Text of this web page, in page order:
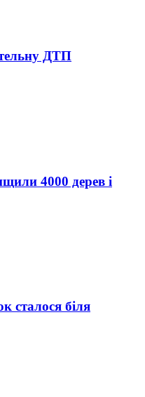
ДТП
4000 дерев і
сталося біля